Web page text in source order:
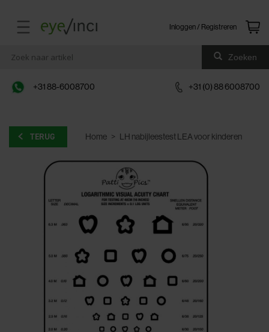
Inloggen / Registreren
Zoeken
+31 88-6008700 +31 (0) 88 6008700
TERUG Home > LH nabijleestest LEA voor kinderen